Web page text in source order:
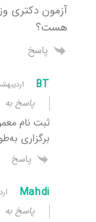
آزمون دکتری
هست؟
پاسخ
BT اردیبهشت ۱۳,
پاسخ به
ثبت نام
برگزاری
پاسخ
Mahdi
پاسخ به